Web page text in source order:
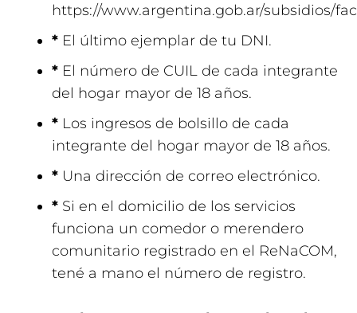
https://www.argentina.gob.ar/subsidios/
* El último ejemplar de tu DNI.
* El número de CUIL de cada integrante
del hogar mayor de 18 años.
* Los ingresos de bolsillo de cada
integrante del hogar mayor de 18 años.
* Una dirección de correo electrónico.
* Si en el domicilio de los servicios
funciona un comedor o merendero
comunitario registrado en el ReNaCOM,
tené a mano el número de registro.